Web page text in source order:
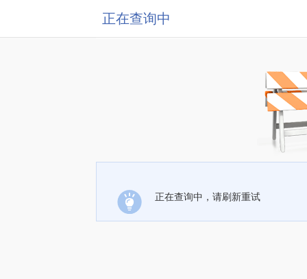
正在查询中
正在查询中，请刷新重试